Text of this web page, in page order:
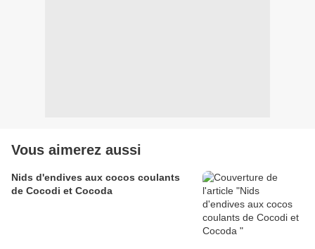
Vous aimerez aussi
Nids d'endives aux cocos coulants
de Cocodi et Cocoda